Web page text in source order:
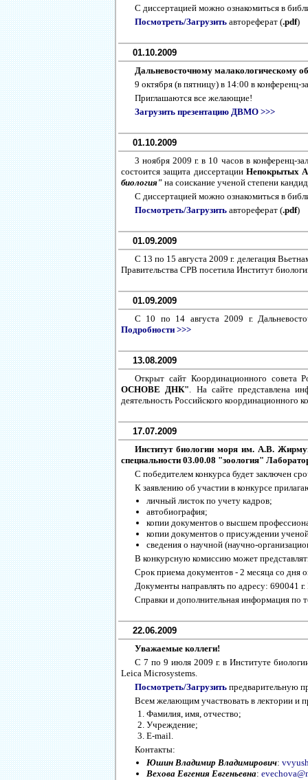
С диссертацией можно ознакомиться в
Посмотреть/Загрузить автореферат (.pdf)
01.10.2009
Дальневосточному малакологическому
9 октября (в пятницу) в 14:00 в
Приглашаются все желающие!
Загрузить презентацию ДВМО >>>
01.10.2009
3 ноября 2009 г. в 10 часов в конференц-
состоится защита диссертацииНепокрытых
биология" на соискание ученой степени
С диссертацией можно ознакомиться в
Посмотреть/Загрузить автореферат (.pdf)
01.09.2009
C 13 по 15 августа 2009 г. делегация
Правительства СРВ посетила Институт
01.09.2009
C 10 по 14 августа 2009 г.
Подробности >>>
13.08.2009
Открыт сайт Координационного совета
ОСНОВЕ ДНК". На сайте представлена
деятельность Российского координационного
17.07.2009
Институт биологии моря им. А.В.
специальности 03.00.08 "зоология"
С победителем конкурса будет заключен
К заявлению об участии в конкурсе
личный листок по учету кадров;
автобиография;
копии документов о высшем
копии документов о присуждении
сведения о научной (научно-
В конкурсную комиссию может
Срок приема документов - 2 месяца со дня
Документы направлять по адресу: 690041
Справки и дополнительная информация по
22.06.2009
Уважаемые коллеги!
С 7 по 9 июля 2009 г. в Институте
Leica Microsystems.
Посмотреть/Загрузить предварительную
Всем желающим участвовать в лектории и
Фамилия, имя, отчество;
Учреждение;
Е-mail.
Контакты:
Юшин Владимир Владимирович:
Вехова Евгения Евгеньевна: